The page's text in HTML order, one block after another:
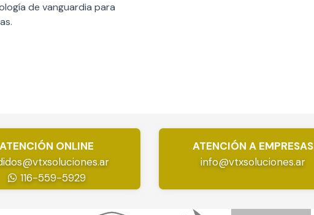
de vanguardia para
ATENCIÓN ONLINE
116-559-5929
ATENCIÓN A EMPRESAS
info@vtxsoluciones.ar